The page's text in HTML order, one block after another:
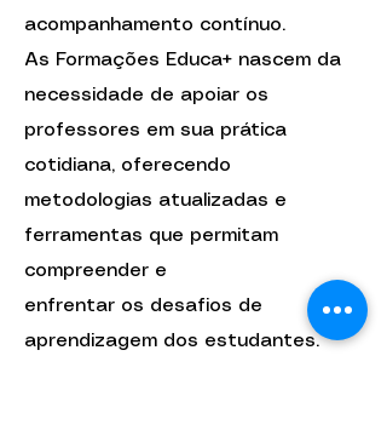
acompanhamento contínuo.
As Formações Educa+ nascem da
necessidade de apoiar os
professores em sua prática
cotidiana, oferecendo
metodologias atualizadas e
ferramentas que permitam
compreender e
enfrentar os desafios de
aprendizagem dos estudantes.